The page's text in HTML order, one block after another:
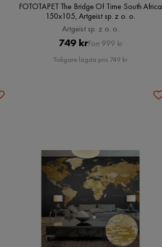
FOTOTAPET The Bridge Of Time South Africa
150x105, Artgeist sp. z o. o.
Artgeist sp. z o. o.
Pris
749 krOriginal
Pris
Förr 999 kr
Tidigare lägsta pris 749 kr